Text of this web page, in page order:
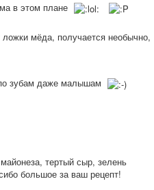
в этом плане
мёда, получается необычно,
зубам даже малышам
тертый сыр, зелень
большое за ваш рецепт!